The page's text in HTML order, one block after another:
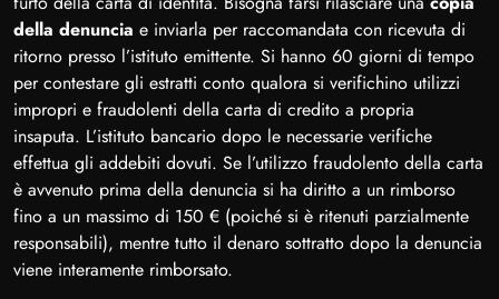
della denuncia e inviarla per raccomandata con ricevuta di
ritorno presso l’istituto emittente. Si hanno 60 giorni di tempo
per contestare gli estratti conto qualora si verifichino utilizzi
impropri e fraudolenti della carta di credito a propria
insaputa. L’istituto bancario dopo le necessarie verifiche
effettua gli addebiti dovuti. Se l’utilizzo fraudolento della carta
è avvenuto prima della denuncia si ha diritto a un rimborso
fino a un massimo di 150 € (poiché si è ritenuti parzialmente
responsabili), mentre tutto il denaro sottratto dopo la denuncia
viene interamente rimborsato.